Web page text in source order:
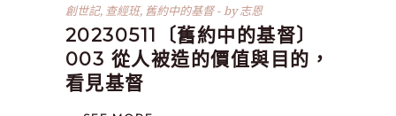
創世記, 查經班, 舊約中的基督 by志恩
20230511〔舊約中的基督〕
003 從人被造的價值與目的，
看見基督